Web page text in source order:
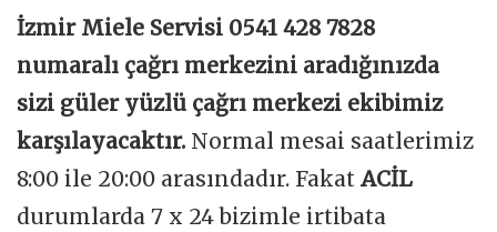
İzmir Miele Servisi 0541 428 7828
numaralı çağrı merkezini aradığınızda
sizi güler yüzlü çağrı merkezi ekibimiz
karşılayacaktır. Normal mesai saatlerimiz
8:00 ile 20:00 arasındadır. Fakat ACİL
durumlarda 7 x 24 bizimle irtibata